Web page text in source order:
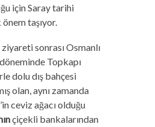
için Saray tarihi
taşıyor.
ziyareti sonrası Osmanlı
Topkapı
dolu dış bahçesi
olan, aynı zamanda
ceviz ağacı olduğu
çiçekli bankalarından